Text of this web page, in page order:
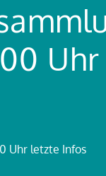
Uhr
Uhr letzte Infos